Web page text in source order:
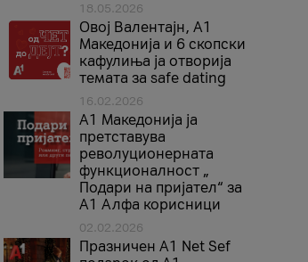
18.05.2026
Овој Валентајн, A1
Македонија и 6 скопски
кафулиња ја отворија
темата за safe dating
16.02.2026
А1 Македонија ја
претставува
револуционерната
функционалност „
Подари на пријател“ за
А1 Алфа корисници
02.02.2026
Празничен A1 Net Sеf